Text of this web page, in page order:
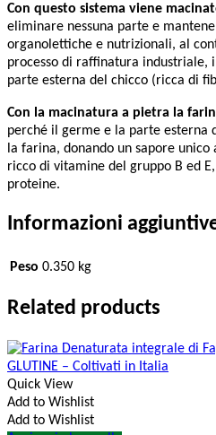
Con questo sistema viene
eliminare nessuna parte e
organolettiche e nutrizionali, al
processo di raffinatura industriale,
parte esterna del chicco (ricca di
Con la macinatura a pietra la
perché il germe e la parte esterna
la farina, donando un sapore
ricco di vitamine del gruppo B ed
proteine.
Informazioni
Peso 0.350 kg
Related products
Quick View
Add to Wishlist
Add to Wishlist